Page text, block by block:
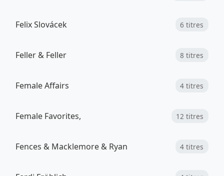
Felix Slovácek 6 titres
Feller & Feller 8 titres
Female Affairs 4 titres
Female Favorites, 12 titres
Fences & Macklemore & Ryan 4 titres